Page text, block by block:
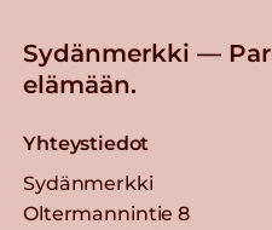
Sydänmerkki —
elämään.
Yhteystiedot
Sydänmerkki
Oltermannintie 8